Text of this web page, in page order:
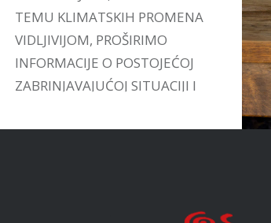
TEMU KLIMATSKIH PROMENA
VIDLJIVIJOM, PROŠIRIMO
INFORMACIJE O POSTOJEĆOJ
ZABRINJAVAJUĆOJ SITUACIJI I
POSTOJEĆIM INICIJATIVAMA